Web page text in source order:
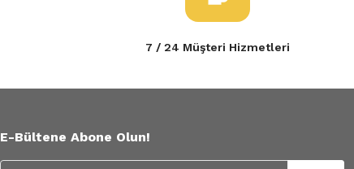
7 / 24 Müşteri Hizmetleri
E-Bültene Abone Olun!